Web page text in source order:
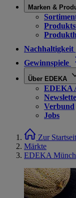
Marken &
Nachhaltigkeit
Gewinnspiele
Über EDEKA
EDEKA
Verbund
Jobs
Zur
Märkte
EDEKA